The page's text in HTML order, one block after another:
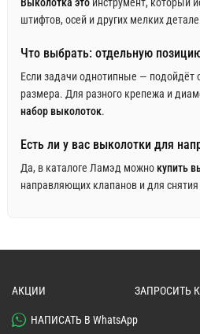
штифтов, осей и других мелких
Что выбрать: отдельную
Если задачи однотипные — подойдёт
размера. Для разного крепежа и
набор выколоток.
Есть ли у вас выколотки для
Да, в каталоге Ламэд можно купить
направляющих клапанов и для
АКЦИИ ЗАПРОСИТЬ
НАПИСАТЬ В WhatsApp